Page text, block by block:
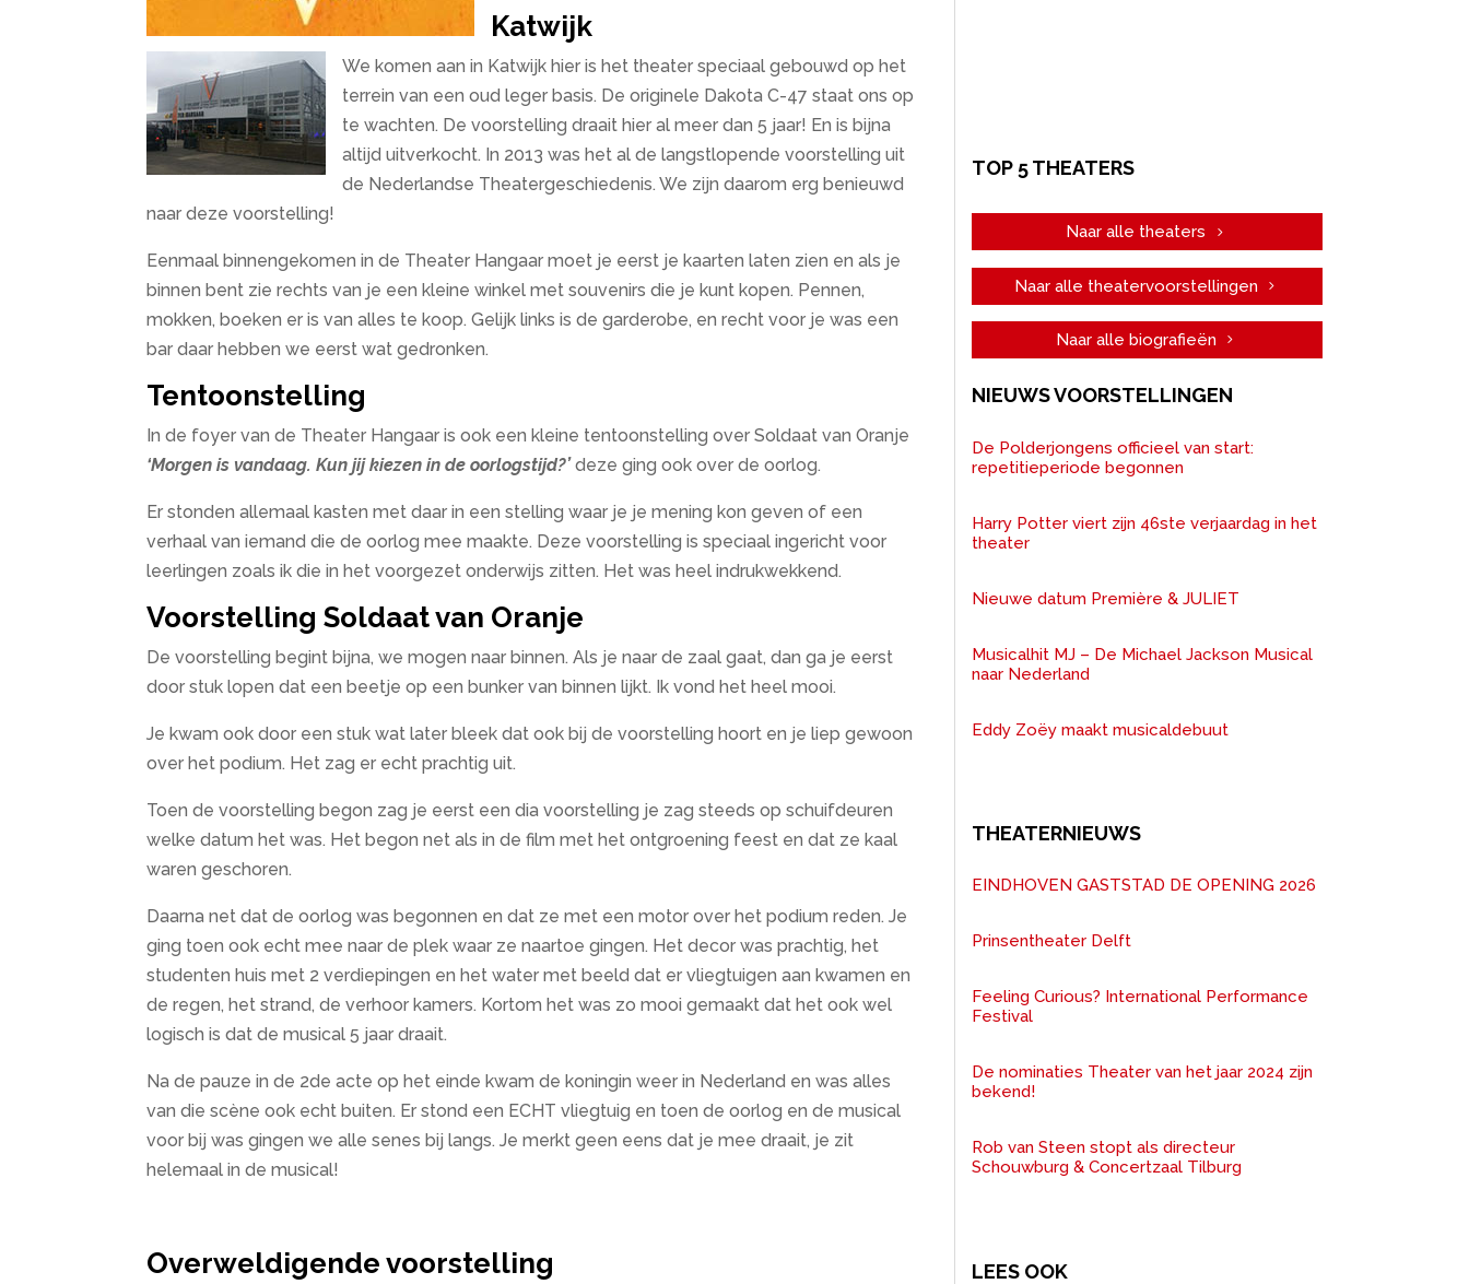
Katwijk
We komen aan in Katwijk hier is het theater speciaal gebouwd op het
terrein van een oud leger basis. De originele Dakota C-47 staat ons op
te wachten. De voorstelling draait hier al meer dan 5 jaar! En is bijna
altijd uitverkocht. In 2013 was het al de langstlopende voorstelling uit
de Nederlandse Theatergeschiedenis. We zijn daarom erg benieuwd
naar deze voorstelling!
Eenmaal binnengekomen in de Theater Hangaar moet je eerst je kaarten laten zien en als je
binnen bent zie rechts van je een kleine winkel met souvenirs die je kunt kopen. Pennen,
mokken, boeken er is van alles te koop. Gelijk links is de garderobe, en recht voor je was een
bar daar hebben we eerst wat gedronken.
Tentoonstelling
In de foyer van de Theater Hangaar is ook een kleine tentoonstelling over Soldaat van Oranje
‘Morgen is vandaag. Kun jij kiezen in de oorlogstijd?’ deze ging ook over de oorlog.
Er stonden allemaal kasten met daar in een stelling waar je je mening kon geven of een
verhaal van iemand die de oorlog mee maakte. Deze voorstelling is speciaal ingericht voor
leerlingen zoals ik die in het voorgezet onderwijs zitten. Het was heel indrukwekkend.
Voorstelling Soldaat van Oranje
De voorstelling begint bijna, we mogen naar binnen. Als je naar de zaal gaat, dan ga je eerst
door stuk lopen dat een beetje op een bunker van binnen lijkt. Ik vond het heel mooi.
Je kwam ook door een stuk wat later bleek dat ook bij de voorstelling hoort en je liep gewoon
over het podium. Het zag er echt prachtig uit.
Toen de voorstelling begon zag je eerst een dia voorstelling je zag steeds op schuifdeuren
welke datum het was. Het begon net als in de film met het ontgroening feest en dat ze kaal
waren geschoren.
Daarna net dat de oorlog was begonnen en dat ze met een motor over het podium reden. Je
ging toen ook echt mee naar de plek waar ze naartoe gingen. Het decor was prachtig, het
studenten huis met 2 verdiepingen en het water met beeld dat er vliegtuigen aan kwamen en
de regen, het strand, de verhoor kamers. Kortom het was zo mooi gemaakt dat het ook wel
logisch is dat de musical 5 jaar draait.
Na de pauze in de 2de acte op het einde kwam de koningin weer in Nederland en was alles
van die scène ook echt buiten. Er stond een ECHT vliegtuig en toen de oorlog en de musical
voor bij was gingen we alle senes bij langs. Je merkt geen eens dat je mee draait, je zit
helemaal in de musical!
Overweldigende voorstelling
TOP 5 THEATERS
Naar alle theaters
Naar alle theatervoorstellingen
Naar alle biografieën
NIEUWS VOORSTELLINGEN
De Polderjongens officieel van start:
repetitieperiode begonnen
Harry Potter viert zijn 46ste verjaardag in het
theater
Nieuwe datum Première & JULIET
Musicalhit MJ – De Michael Jackson Musical
naar Nederland
Eddy Zoëy maakt musicaldebuut
THEATERNIEUWS
EINDHOVEN GASTSTAD DE OPENING 2026
Prinsentheater Delft
Feeling Curious? International Performance
Festival
De nominaties Theater van het jaar 2024 zijn
bekend!
Rob van Steen stopt als directeur
Schouwburg & Concertzaal Tilburg
LEES OOK